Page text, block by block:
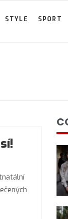
STYLE SPORT